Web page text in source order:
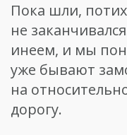
Пока шли,
не
инеем, и мы
уже бывают
на
дорогу.